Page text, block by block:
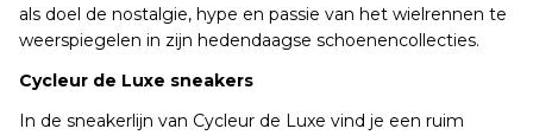
als doel de nostalgie, hype en passie van het wielrennen te
weerspiegelen in zijn hedendaagse schoenencollecties.
Cycleur de Luxe sneakers
In de sneakerlijn van Cycleur de Luxe vind je een ruim